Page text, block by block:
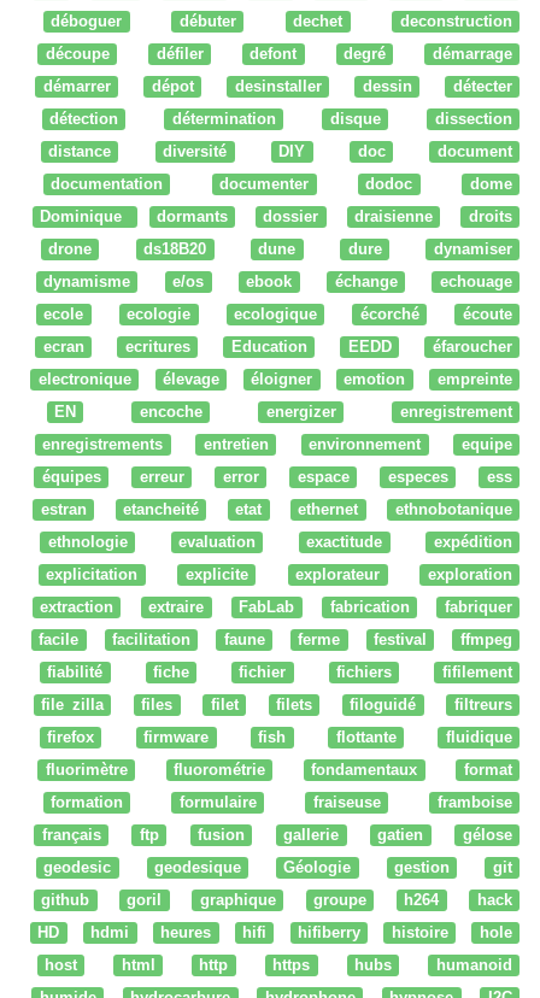
déboguer
débuter dechet
deconstruction
découpe
défiler defont degré
démarrage
démarrer
dépot desinstaller dessin
détecter
détection
détermination disque
dissection
distance
diversité DIY doc
document
documentation
documenter dodoc
dome
Dominique
dormants dossier draisienne
droits
drone
ds18B20 dune dure
dynamiser
dynamisme
e/os ebook échange
echouage
ecole
ecologie ecologique écorché
écoute
ecran
ecritures Education EEDD
éfaroucher
electronique
élevage éloigner emotion
empreinte
EN
encoche energizer
enregistrement
enregistrements
entretien environnement
equipe
équipes
erreur error espace especes
ess
estran
etancheité etat ethernet
ethnobotanique
ethnologie
evaluation exactitude
expédition
explicitation
explicite explorateur
exploration
extraction
extraire FabLab fabrication
fabriquer
facile
facilitation faune ferme festival
ffmpeg
fiabilité
fiche fichier fichiers
fifilement
file zilla
files filet filets filoguidé
filtreurs
firefox
firmware fish flottante
fluidique
fluorimètre
fluorométrie fondamentaux
format
formation
formulaire fraiseuse
framboise
français
ftp fusion gallerie gatien
gélose
geodesic
geodesique Géologie gestion
git
github
goril graphique groupe h264
hack
HD
hdmi heures hifi hifiberry histoire
hole
host
html http https hubs
humanoid